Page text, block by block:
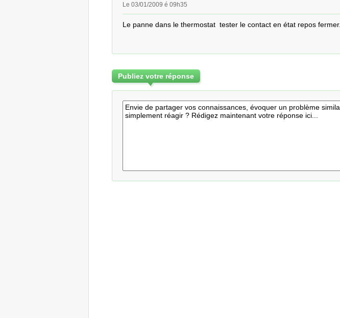
Le 03/01/2009 é 09h35
Le panne dans le thermostat  tester le contact en état repos fermer.
Publiez votre réponse